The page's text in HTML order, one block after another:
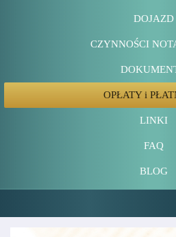
DOJAZD
CZYNNOŚCI
OPŁATY i
LINKI
FAQ
BLOG